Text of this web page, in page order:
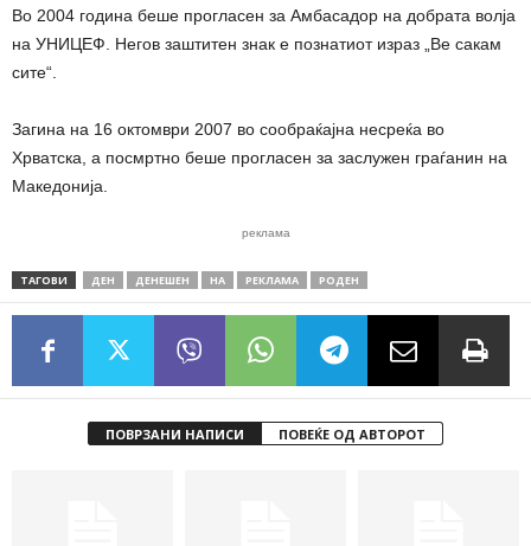
Во 2004 година беше прогласен за Амбасадор на добрата волја
на УНИЦЕФ. Негов заштитен знак е познатиот израз „Ве сакам
сите“.
Загина на 16 октомври 2007 во сообраќајна несреќа во
Хрватска, а посмртно беше прогласен за заслужен граѓанин на
Македонија.
реклама
ТАГОВИ ДЕН ДЕНЕШЕН НА РЕКЛАМА РОДЕН
ПОВРЗАНИ НАПИСИ ПОВЕЌЕ ОД АВТОРОТ